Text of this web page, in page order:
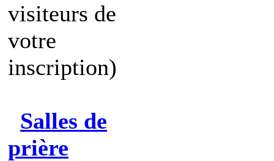
visiteurs de
votre
inscription)
Salles de
prière